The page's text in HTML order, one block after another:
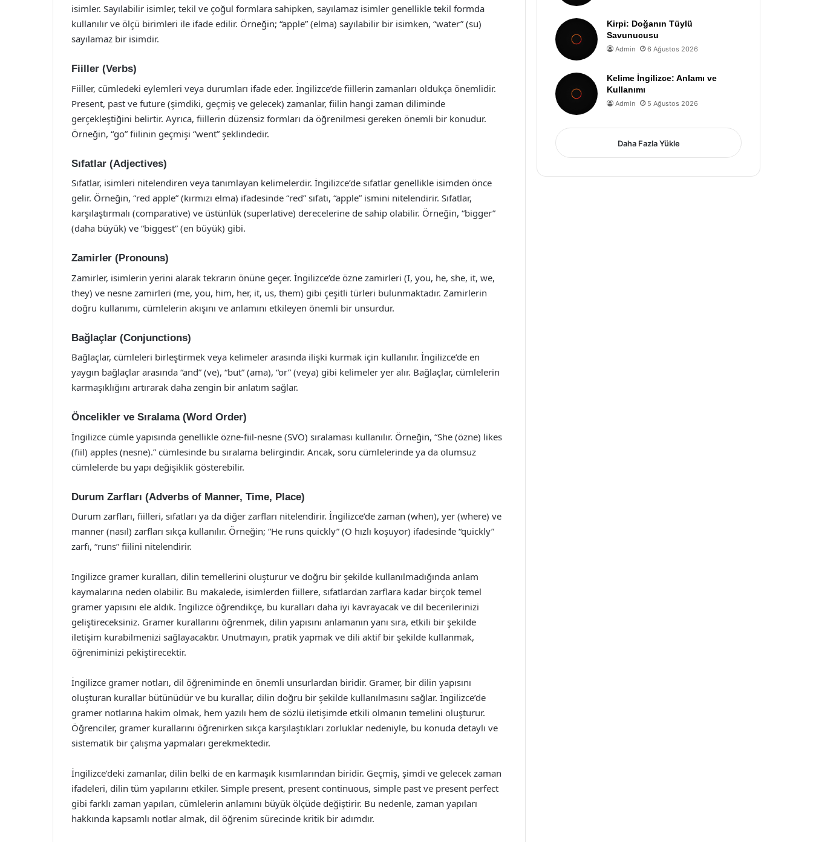
isimler. Sayılabilir isimler, tekil ve çoğul formlara sahipken, sayılamaz isimler genellikle tekil formda
kullanılır ve ölçü birimleri ile ifade edilir. Örneğin; “apple” (elma) sayılabilir bir isimken, “water” (su)
sayılamaz bir isimdir.
Fiiller (Verbs)
Fiiller, cümledeki eylemleri veya durumları ifade eder. İngilizce’de fiillerin zamanları oldukça önemlidir.
Present, past ve future (şimdiki, geçmiş ve gelecek) zamanlar, fiilin hangi zaman diliminde
gerçekleştiğini belirtir. Ayrıca, fiillerin düzensiz formları da öğrenilmesi gereken önemli bir konudur.
Örneğin, “go” fiilinin geçmişi “went” şeklindedir.
Sıfatlar (Adjectives)
Sıfatlar, isimleri nitelendiren veya tanımlayan kelimelerdir. İngilizce’de sıfatlar genellikle isimden önce
gelir. Örneğin, “red apple” (kırmızı elma) ifadesinde “red” sıfatı, “apple” ismini nitelendirir. Sıfatlar,
karşılaştırmalı (comparative) ve üstünlük (superlative) derecelerine de sahip olabilir. Örneğin, “bigger”
(daha büyük) ve “biggest” (en büyük) gibi.
Zamirler (Pronouns)
Zamirler, isimlerin yerini alarak tekrarın önüne geçer. İngilizce’de özne zamirleri (I, you, he, she, it, we,
they) ve nesne zamirleri (me, you, him, her, it, us, them) gibi çeşitli türleri bulunmaktadır. Zamirlerin
doğru kullanımı, cümlelerin akışını ve anlamını etkileyen önemli bir unsurdur.
Bağlaçlar (Conjunctions)
Bağlaçlar, cümleleri birleştirmek veya kelimeler arasında ilişki kurmak için kullanılır. İngilizce’de en
yaygın bağlaçlar arasında “and” (ve), “but” (ama), “or” (veya) gibi kelimeler yer alır. Bağlaçlar, cümlelerin
karmaşıklığını artırarak daha zengin bir anlatım sağlar.
Öncelikler ve Sıralama (Word Order)
İngilizce cümle yapısında genellikle özne-fiil-nesne (SVO) sıralaması kullanılır. Örneğin, “She (özne) likes
(fiil) apples (nesne).” cümlesinde bu sıralama belirgindir. Ancak, soru cümlelerinde ya da olumsuz
cümlelerde bu yapı değişiklik gösterebilir.
Durum Zarfları (Adverbs of Manner, Time, Place)
Durum zarfları, fiilleri, sıfatları ya da diğer zarfları nitelendirir. İngilizce’de zaman (when), yer (where) ve
manner (nasıl) zarfları sıkça kullanılır. Örneğin; “He runs quickly” (O hızlı koşuyor) ifadesinde “quickly”
zarfı, “runs” fiilini nitelendirir.
İngilizce gramer kuralları, dilin temellerini oluşturur ve doğru bir şekilde kullanılmadığında anlam
kaymalarına neden olabilir. Bu makalede, isimlerden fiillere, sıfatlardan zarflara kadar birçok temel
gramer yapısını ele aldık. İngilizce öğrendikçe, bu kuralları daha iyi kavrayacak ve dil becerilerinizi
geliştireceksiniz. Gramer kurallarını öğrenmek, dilin yapısını anlamanın yanı sıra, etkili bir şekilde
iletişim kurabilmenizi sağlayacaktır. Unutmayın, pratik yapmak ve dili aktif bir şekilde kullanmak,
öğreniminizi pekiştirecektir.
İngilizce gramer notları, dil öğreniminde en önemli unsurlardan biridir. Gramer, bir dilin yapısını
oluşturan kurallar bütünüdür ve bu kurallar, dilin doğru bir şekilde kullanılmasını sağlar. İngilizce’de
gramer notlarına hakim olmak, hem yazılı hem de sözlü iletişimde etkili olmanın temelini oluşturur.
Öğrenciler, gramer kurallarını öğrenirken sıkça karşılaştıkları zorluklar nedeniyle, bu konuda detaylı ve
sistematik bir çalışma yapmaları gerekmektedir.
İngilizce’deki zamanlar, dilin belki de en karmaşık kısımlarından biridir. Geçmiş, şimdi ve gelecek zaman
ifadeleri, dilin tüm yapılarını etkiler. Simple present, present continuous, simple past ve present perfect
gibi farklı zaman yapıları, cümlelerin anlamını büyük ölçüde değiştirir. Bu nedenle, zaman yapıları
hakkında kapsamlı notlar almak, dil öğrenim sürecinde kritik bir adımdır.
Kirpi: Doğanın Tüylü
Savunucusu
Admin 6 Ağustos 2026
Kelime İngilizce: Anlamı ve
Kullanımı
Admin 5 Ağustos 2026
Daha Fazla Yükle